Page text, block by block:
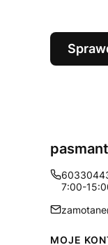
7:00-
MOJE